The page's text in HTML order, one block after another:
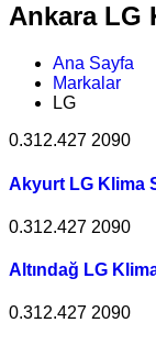
Ankara LG
Ana Sayfa
Markalar
LG
0.312.427 2090
Akyurt LG Klima
0.312.427 2090
Altındağ LG
0.312.427 2090